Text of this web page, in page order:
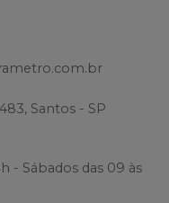
Santos - SP
- Sábados das 09 às